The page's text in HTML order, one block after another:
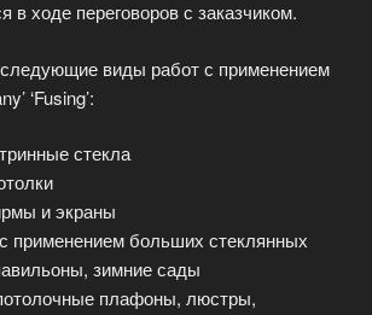
в ходе переговоров с заказчиком.
виды работ с применением
‘Fusing’:
стекла
и экраны
применением больших стеклянных
зимние сады
плафоны, люстры,